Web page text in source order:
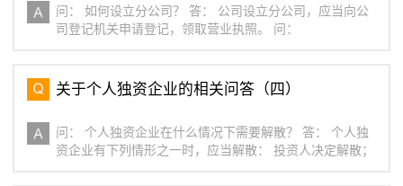
よくあるご質問
问： 如何设立分公司？ 答： 公司设立分公司，应当向公
司登记机关申请登记，领取营业执照。 问：
关于个人独资企业的相关问答（四）
问： 个人独资企业在什么情况下需要解散？ 答： 个人独
资企业有下列情形之一时，应当解散： 投资人决定解散；